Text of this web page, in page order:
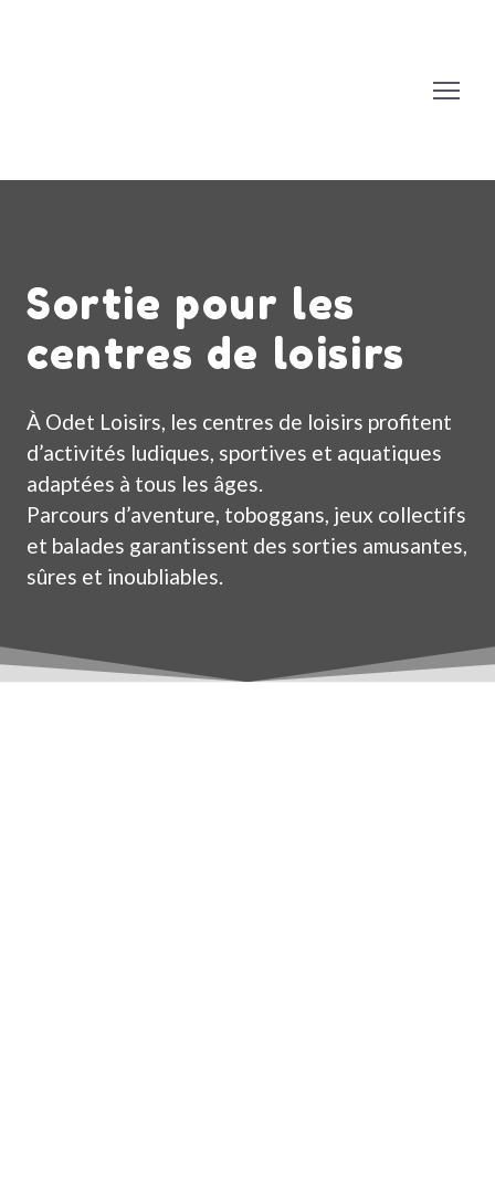
Sortie pour les
centres de loisirs
À Odet Loisirs, les centres de loisirs profitent
d’activités ludiques, sportives et aquatiques
adaptées à tous les âges.
Parcours d’aventure, toboggans, jeux collectifs
et balades garantissent des sorties amusantes,
sûres et inoubliables.